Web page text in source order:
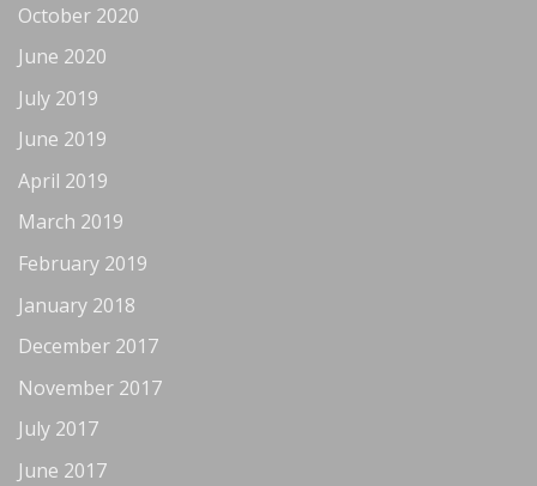
October 2020
June 2020
July 2019
June 2019
April 2019
March 2019
February 2019
January 2018
December 2017
November 2017
July 2017
June 2017